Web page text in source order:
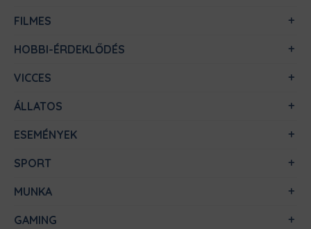
FILMES
HOBBI-ÉRDEKLŐDÉS
VICCES
ÁLLATOS
ESEMÉNYEK
SPORT
MUNKA
GAMING